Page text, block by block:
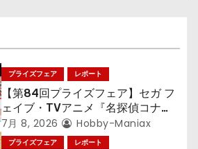
プライズフェア レポート
【第84回プライズフェア】セガ フ
ェイブ・TVアニメ『名探偵コナ
ン』TVアニメ『呪術廻戦』『〈物
語〉シリーズ』「初音ミク」
7月 8, 2026 Hobby-Maniax
プライズフェア レポート